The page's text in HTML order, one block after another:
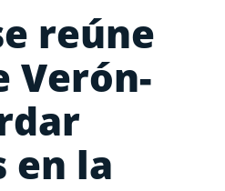
reúne
Verón-
en la